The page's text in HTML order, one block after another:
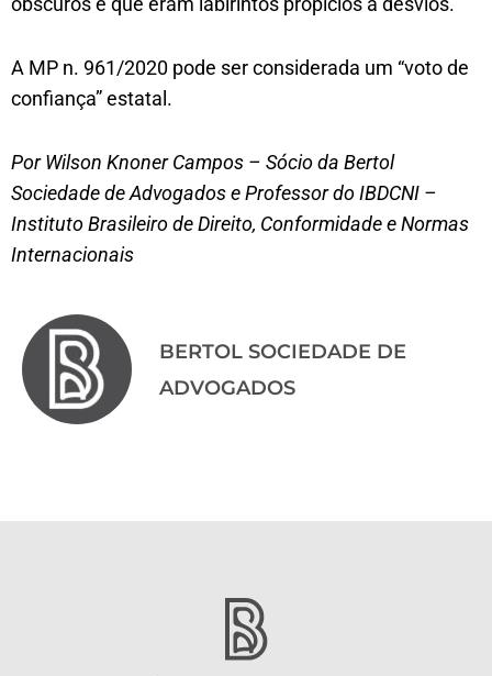
A MP n. 961/2020 pode ser considerada um “voto de
confiança” estatal.
Por Wilson Knoner Campos – Sócio da Bertol
Sociedade de Advogados e Professor do IBDCNI –
Instituto Brasileiro de Direito, Conformidade e Normas
Internacionais
BERTOL SOCIEDADE DE
ADVOGADOS